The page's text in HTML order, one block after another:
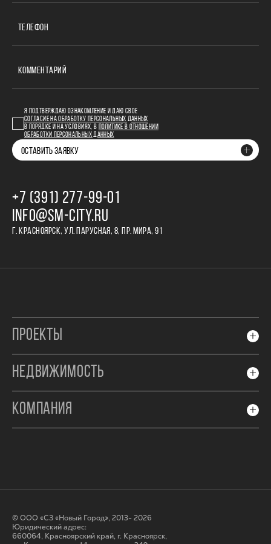
ТЕЛЕФОН
КОММЕНТАРИЙ
Я ПОДТВЕРЖДАЮ ОЗНАКОМЛЕНИЕ И ДАЮ СВОЕ
СОГЛАСИЕ НА ОБРАБОТКУ ПЕРСОНАЛЬНЫХ ДАННЫХ
В ПОРЯДКЕ И НА УСЛОВИЯХ, В
ПОЛИТИКЕ В ОТНОШЕНИИ
ОБРАБОТКИ ПЕРСОНАЛЬНЫХ ДАННЫХ
ОСТАВИТЬ ЗАЯВКУ
+7 (391) 277‒99‒01
INFO@SM-CITY.RU
Г. КРАСНОЯРСК, УЛ. ПАРУСНАЯ, 8, ПР. МИРА, 91
ПРОЕКТЫ
НЕДВИЖИМОСТЬ
КОМПАНИЯ
© ООО «СЗ «Новый Город», 2013- 2026
Юридический адрес:
660064, Красноярский край, г. Красноярск,